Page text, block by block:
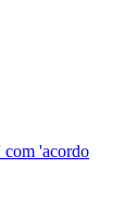
com 'acordo